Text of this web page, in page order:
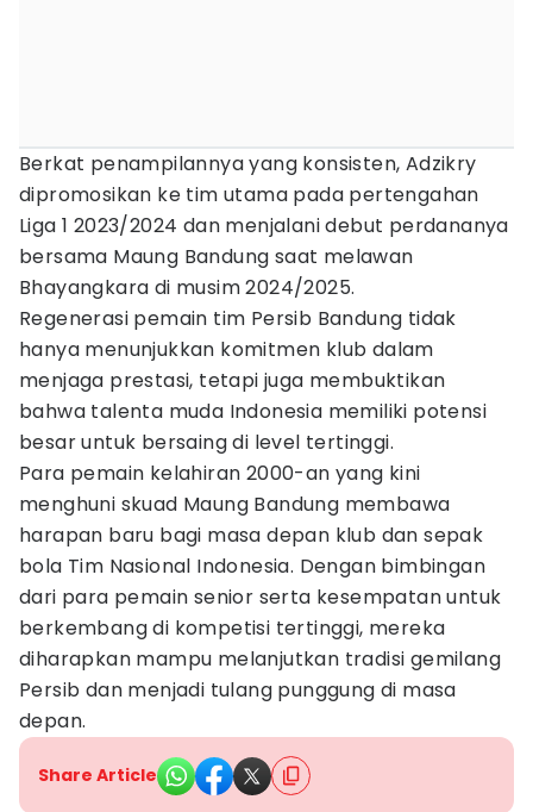
Berkat penampilannya yang konsisten, Adzikry
dipromosikan ke tim utama pada pertengahan
Liga 1 2023/2024 dan menjalani debut perdananya
bersama Maung Bandung saat melawan
Bhayangkara di musim 2024/2025.
Regenerasi pemain tim Persib Bandung tidak
hanya menunjukkan komitmen klub dalam
menjaga prestasi, tetapi juga membuktikan
bahwa talenta muda Indonesia memiliki potensi
besar untuk bersaing di level tertinggi.
Para pemain kelahiran 2000-an yang kini
menghuni skuad Maung Bandung membawa
harapan baru bagi masa depan klub dan sepak
bola Tim Nasional Indonesia. Dengan bimbingan
dari para pemain senior serta kesempatan untuk
berkembang di kompetisi tertinggi, mereka
diharapkan mampu melanjutkan tradisi gemilang
Persib dan menjadi tulang punggung di masa
depan.
Share Article